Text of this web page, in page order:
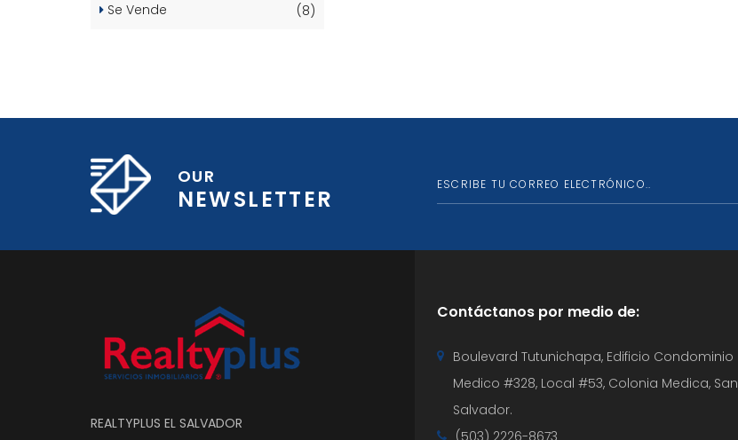
Se Vende
(8)
OUR
NEWSLETTER
REALTYPLUS EL SALVADOR
Contáctanos por medio de:
Boulevard Tutunichapa, Edificio Condominio
Medico #328, Local #53, Colonia Medica, San
Salvador.
(503) 2226-8673